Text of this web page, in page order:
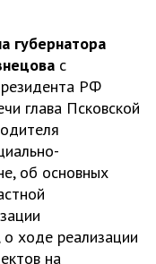
губернатора
с
РФ
глава Псковской
об основных
ходе реализации
на